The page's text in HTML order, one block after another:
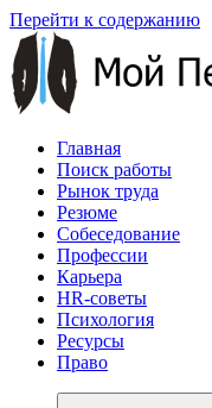
Перейти к содержанию
Главная
Поиск работы
Рынок труда
Резюме
Собеседование
Профессии
Карьера
HR-советы
Психология
Ресурсы
Право